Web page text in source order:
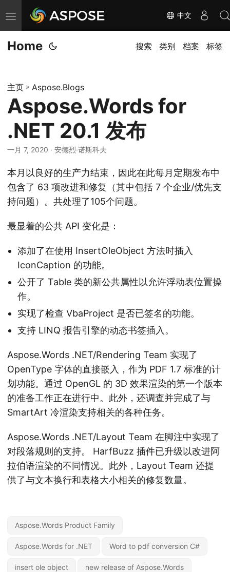
切
换
导
中文
Home 搜索 类别 档案 标签
主页 » Aspose.Blogs
Aspose.Words for
.NET 20.1 发布
一月 7, 2020 · 安德烈·诺斯科夫
本月以良好的生产力结束，因此在此每月定期发布中
包含了 63 项改进和修复（其中包括 7 个企业/优先支
持问题）。共处理了105个问题。
最显着的公共 API 变化是：
添加了在使用 InsertOleObject 方法时插入
IconCaption 的功能。
公开了 Table 类的新公共属性以允许浮动表位置操
作。
实现了检查 VbaProject 是否已签名的功能。
支持 LINQ 报告引擎的动态书签插入。
Aspose.Words .NET/Rendering Team 实现了
OpenType 字体的直接嵌入，作为 PDF 1.7 标准的计
划功能。通过 OpenGL 的 3D 效果渲染的第一个版本
的准备工作正在进行中。此外，还调查并完成了与
SmartArt 冷渲染支持相关的各种任务。
Aspose.Words .NET/Layout Team 在脚注中实现了
对段落规则的支持。 HarfBuzz 插件已升级以改进阿
拉伯语渲染的不同情况。此外，Layout Team 还提
供了与文本换行和表格大小相关的修复数量。
Aspose.Words Product Family
Aspose.Words for .NET Word to pdf conversion C#
insert ole object new release of Aspose.Words